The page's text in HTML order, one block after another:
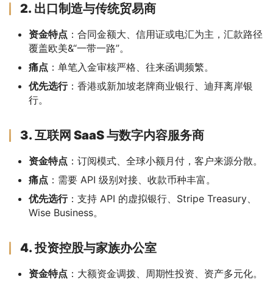
2. 出口制造与传统贸易商
资金特点 ：合同金额大、信用证或电汇为主，汇款路径
覆盖欧美&“一带一路”。
痛点 ：单笔入金审核严格、往来函调频繁。
优先选行：香港或新加坡老牌商业银行、迪拜离岸银
行。
3. 互联网 SaaS 与数字内容服务商
资金特点 ：订阅模式、全球小额月付，客户来源分散。
痛点 ：需要 API 级别对接、收款币种丰富。
优先选行：支持 API 的虚拟银行、Stripe Treasury、
Wise Business。
4. 投资控股与家族办公室
资金特点 ：大额资金调拨、周期性投资、资产多元化。